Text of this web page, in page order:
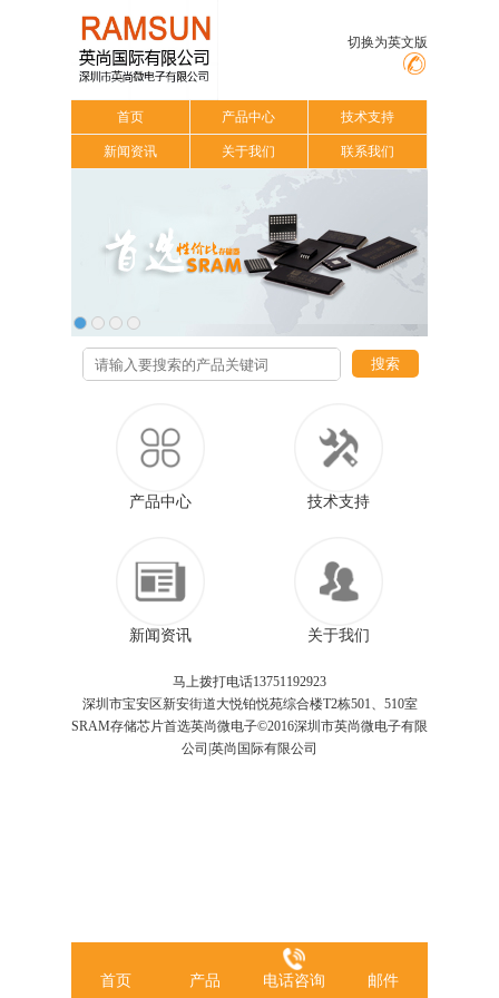
切换为英文版
首页 产品中心 技术支持
新闻资讯 关于我们 联系我们
搜索
产品中心 技术支持
新闻资讯 关于我们
马上拨打电话13751192923
深圳市宝安区新安街道大悦铂悦苑综合楼T2栋501、510室
SRAM存储芯片首选英尚微电子©2016深圳市英尚微电子有限
公司|英尚国际有限公司
首页 产品 电话咨询 邮件